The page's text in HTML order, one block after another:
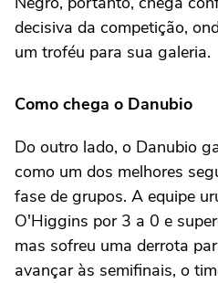
decisiva da competição,
um troféu para sua galeria.
Como chega o Danubio
Do outro lado, o Danubio
como um dos melhores
fase de grupos. A equipe
O'Higgins por 3 a 0 e
mas sofreu uma derrota
avançar às semifinais, o